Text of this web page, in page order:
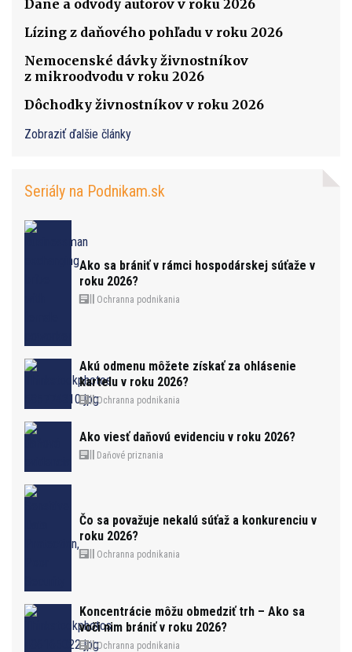
Dane a odvody autorov v roku 2026
Lízing z daňového pohľadu v roku 2026
Nemocenské dávky živnostníkov
z mikroodvodu v roku 2026
Dôchodky živnostníkov v roku 2026
Zobraziť ďalšie články
Seriály na Podnikam.sk
Ako sa brániť v rámci hospodárskej súťaže v
roku 2026?
Ochranna podnikania
Akú odmenu môžete získať za ohlásenie
kartelu v roku 2026?
Ochranna podnikania
Ako viesť daňovú evidenciu v roku 2026?
Daňové priznania
Čo sa považuje nekalú súťaž a konkurenciu v
roku 2026?
Ochranna podnikania
Koncentrácie môžu obmedziť trh – Ako sa
voči nim brániť v roku 2026?
Ochranna podnikania